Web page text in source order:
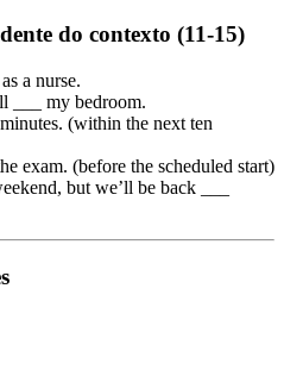
do contexto (11-15)
a nurse.
___ my bedroom.
(within the next ten
exam. (before the scheduled start)
but we’ll be back ___